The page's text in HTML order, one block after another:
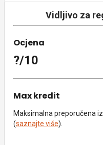
Vidljivo za
Ocjena
?/10
Max kredit
Maksimalna preporučena
(saznajte više).